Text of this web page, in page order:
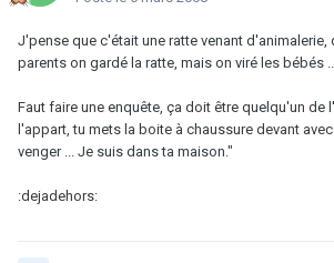
J'pense que c'était une ratte venant d'animalerie,
parents on gardé la ratte, mais on viré les bébés ...
Faut faire une enquête, ça doit être quelqu'un de
l'appart, tu mets la boite à chaussure devant
venger ... Je suis dans ta maison."
:dejadehors: